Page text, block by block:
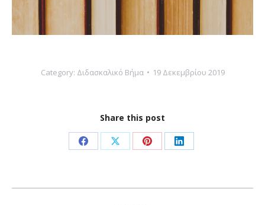
Category: Διδασκαλικό Βήμα 19 Δεκεμβρίου 2019
Share this post
Share
Facebook
Share
X
Share
Pinterest
Share
LinkedIn